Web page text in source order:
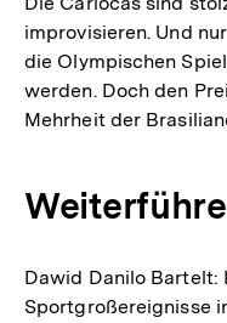
improvisieren. Und
die Olympischen
werden. Doch den
Mehrheit der
Dawid Danilo Bartelt:
Sportgroßereignisse